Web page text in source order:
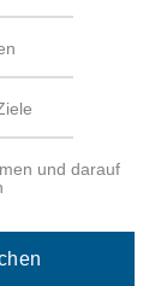
und darauf